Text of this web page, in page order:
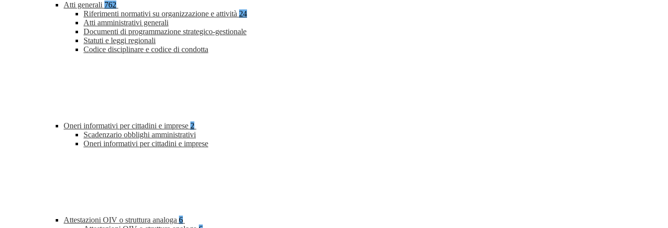
Atti generali 762
Riferimenti normativi su organizzazione e attività 24
Atti amministrativi generali
Documenti di programmazione strategico-gestionale
Statuti e leggi regionali
Codice disciplinare e codice di condotta
Oneri informativi per cittadini e imprese 2
Scadenzario obblighi amministrativi
Oneri informativi per cittadini e imprese
Attestazioni OIV o struttura analoga 6